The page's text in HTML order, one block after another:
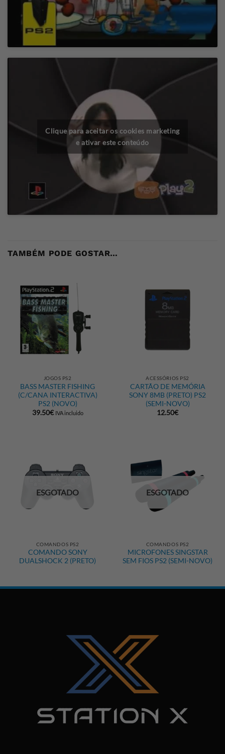
Clique para aceitar os cookies marketing
e ativar este conteúdo
TAMBÉM PODE GOSTAR…
JOGOS PS2
BASS MASTER FISHING
(C/CANA INTERACTIVA)
PS2 (NOVO)
39.50€ IVA incluido
ACESSÓRIOS PS2
CARTÃO DE MEMÓRIA
SONY 8MB (PRETO) PS2
(SEMI-NOVO)
12.50€
ESGOTADO
COMANDOS PS2
COMANDO SONY
DUALSHOCK 2 (PRETO)
ESGOTADO
COMANDOS PS2
MICROFONES SINGSTAR
SEM FIOS PS2 (SEMI-NOVO)